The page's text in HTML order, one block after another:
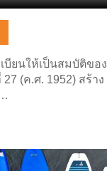
บียนให้เป็นสมบัติของ
(ค.ศ. 1952) สร้าง